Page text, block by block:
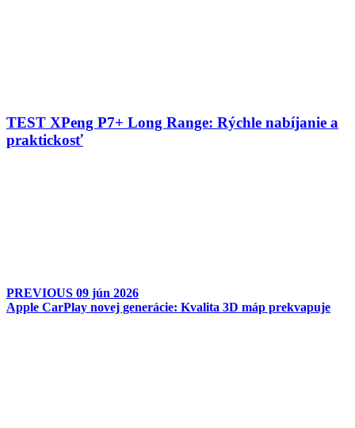
TEST XPeng P7+ Long Range: Rýchle nabíjanie a
praktickosť
PREVIOUS 09 jún 2026
Apple CarPlay novej generácie: Kvalita 3D máp prekvapuje